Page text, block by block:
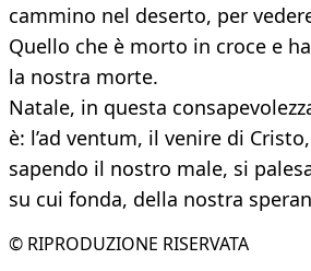
cammino nel deserto, per
Quello che è morto in croce e
la nostra morte.
Natale, in questa
è: l’ad ventum, il venire di
sapendo il nostro male, si
su cui fonda, della nostra
© RIPRODUZIONE RISERVATA